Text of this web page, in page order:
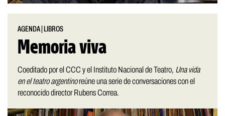
AGENDA LIBROS
Memoria viva
Coeditado por el CCC y el Instituto Nacional de Teatro, Una vida
en el teatro argentinoreúne una serie de conversaciones con el
reconocido director Rubens Correa.